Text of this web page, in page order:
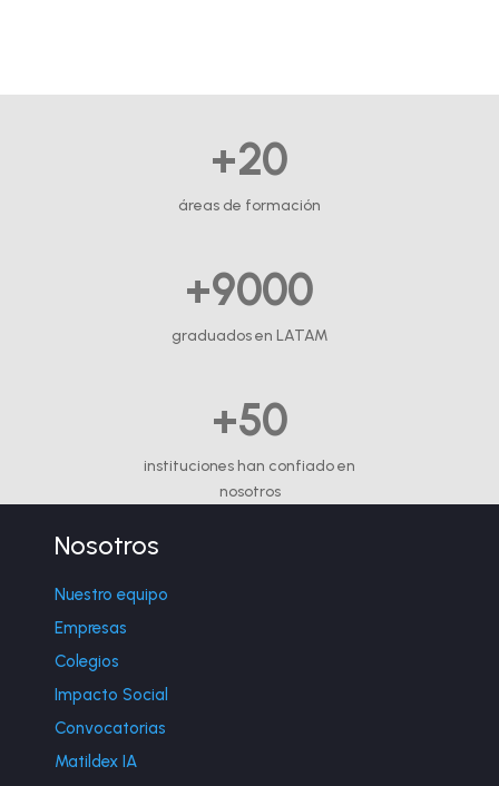
+20
áreas de formación
+9000
graduados en LATAM
+50
instituciones han confiado en
nosotros
Nosotros
Nuestro equipo
Empresas
Colegios
Impacto Social
Convocatorias
Matildex IA